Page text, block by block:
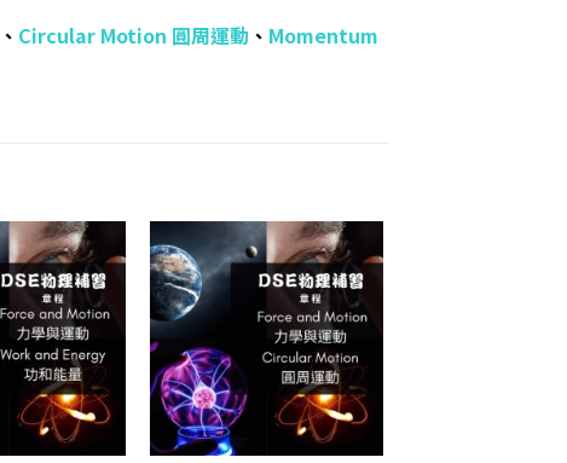
、 Circular Motion 圓周運動 、 Momentum